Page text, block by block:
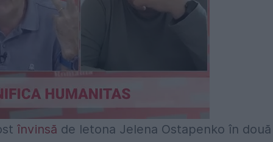
învinsă de letona Jelena Ostapenko în două